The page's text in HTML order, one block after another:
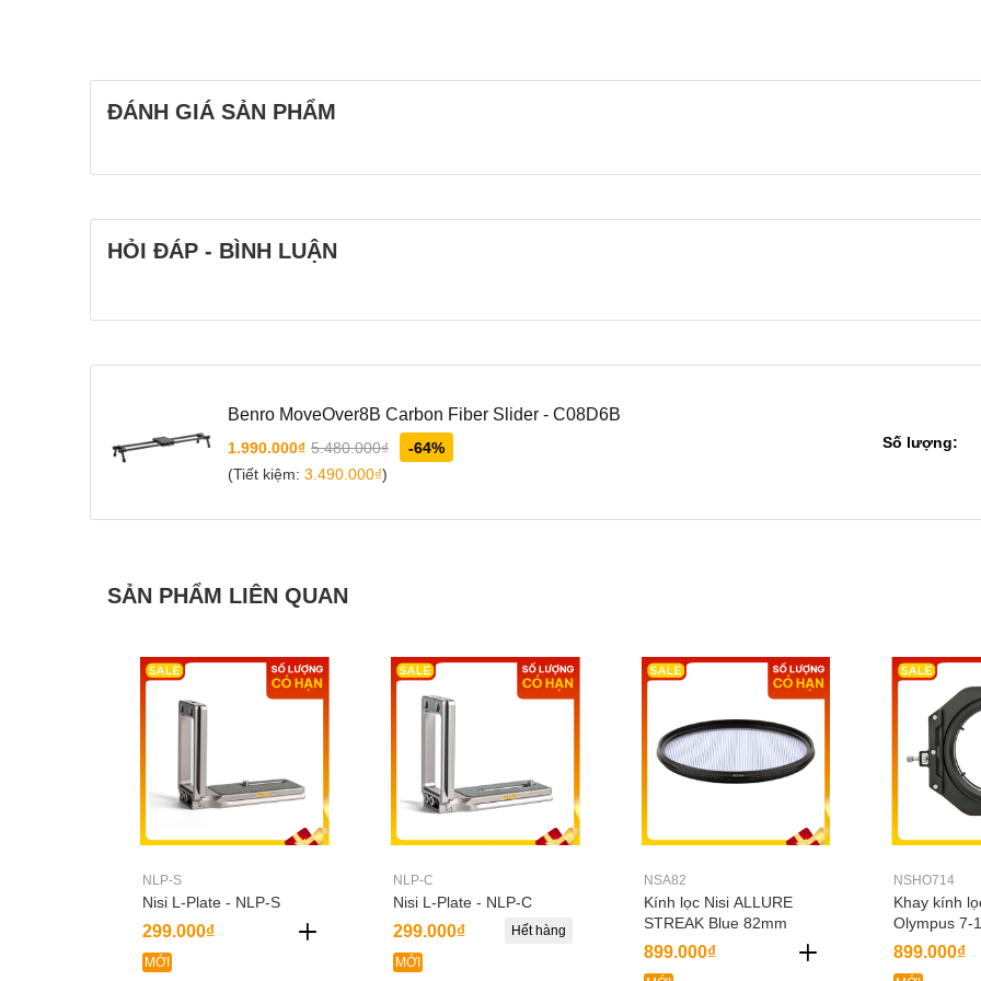
ĐÁNH GIÁ SẢN PHẨM
HỎI ĐÁP - BÌNH LUẬN
Benro MoveOver8B Carbon Fiber Slider - C08D6B
1.990.000₫ 5.480.000₫
-64%
(Tiết kiệm: 3.490.000₫)
Số lượng:
SẢN PHẨM LIÊN QUAN
NLP-S
Nisi L-Plate - NLP-S
299.000₫
MỚI
NLP-C
Nisi L-Plate - NLP-C
299.000₫
Hết hàng
MỚI
NSA82
Kính lọc Nisi ALLURE
STREAK Blue 82mm
899.000₫
NSHO714
Khay kính
Olympus 7-
899.000₫